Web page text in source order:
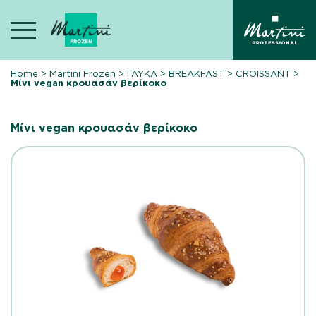
content
Home >Martini Frozen >ΓΛΥΚΑ >BREAKFAST > CROISSANT >
Μίνι vegan κρουασάν βερίκοκο
Μίνι vegan κρουασάν βερίκοκο